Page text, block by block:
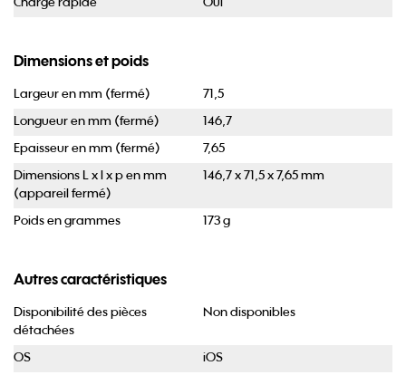
Charge rapide Oui
Dimensions et poids
Largeur en mm (fermé) 71,5
Longueur en mm (fermé) 146,7
Epaisseur en mm (fermé) 7,65
Dimensions L x l x p en mm
(appareil fermé)
146,7 x 71,5 x 7,65 mm
Poids en grammes 173 g
Autres caractéristiques
Disponibilité des pièces
détachées
Non disponibles
OS iOS